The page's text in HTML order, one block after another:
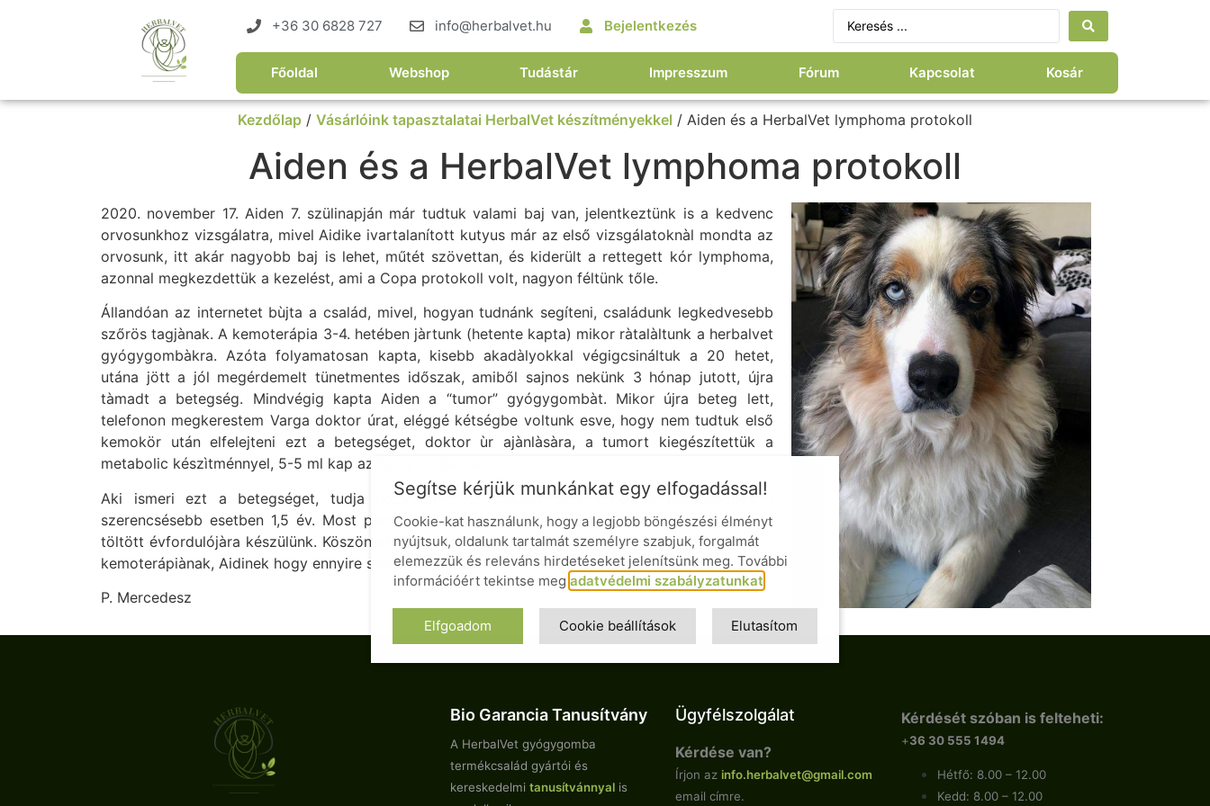
+36 30 6828 727 info@herbalvet.hu Bejelentkezés
Főoldal Webshop Tudástár Impresszum Fórum Kapcsolat Kosár
Kezdőlap / Vásárlóink tapasztalatai HerbalVet készítményekkel / Aiden és a HerbalVet lymphoma protokoll
Aiden és a HerbalVet lymphoma protokoll
2020. november 17. Aiden 7. szülinapján már tudtuk valami baj van, jelentkeztünk is a kedvenc
orvosunkhoz vizsgálatra, mivel Aidike ivartalanított kutyus már az első vizsgálatoknàl mondta az
orvosunk, itt akár nagyobb baj is lehet, műtét szövettan, és kiderült a rettegett kór lymphoma,
azonnal megkezdettük a kezelést, ami a Copa protokoll volt, nagyon féltünk tőle.
Állandóan az internetet bùjta a család, mivel, hogyan tudnánk segíteni, családunk legkedvesebb
szőrös tagjànak. A kemoterápia 3-4. hetében jàrtunk (hetente kapta) mikor ràtalàltunk a herbalvet
gyógygombàkra. Azóta folyamatosan kapta, kisebb akadàlyokkal végigcsináltuk a 20 hetet,
utána jött a jól megérdemelt tünetmentes időszak, amiből sajnos nekünk 3 hónap jutott, újra
tàmadt a betegség. Mindvégig kapta Aiden a “tumor” gyógygombàt. Mikor újra beteg lett,
telefonon megkerestem Varga doktor úrat, eléggé kétségbe voltunk esve, hogy nem tudtuk első
kemokör után elfelejteni ezt a betegséget, doktor ùr ajànlàsàra, a tumort kiegészítettük a
metabolic készìtménnyel, 5-5 ml kap azóta is mindennap.
Aki ismeri ezt a betegséget, tudja hogy àltalànos tùlélési ideje ennek a betegségnek 1
szerencsésebb esetben 1,5 év. Most pedig Aidi 9 éves szülinapjàra, és a 2 éves lymphomaval
töltött évfordulójàra készülünk. Köszönettel tartozom Varga doktor ùrnak, a gyógygombàknak, a
kemoterápiànak, Aidinek hogy ennyire szeret bennünket és élni szeretne még sokáig velünk
P. Mercedesz
Bio Garancia Tanusítvány
A HerbalVet gyógygomba
termékcsalád gyártói és
kereskedelmi tanusítvánnyalis
Ügyfélszolgálat
Kérdése van?
Írjon az info.herbalvet@gmail.com
email címre.
Kérdését szóban is felteheti:
+36 30 555 1494
Hétfő: 8.00 – 12.00
Kedd: 8.00 – 12.00
Segítse kérjük munkánkat egy elfogadással!
Cookie-kat használunk, hogy a legjobb böngészési élményt
nyújtsuk, oldalunk tartalmát személyre szabjuk, forgalmát
elemezzük és releváns hirdetéseket jelenítsünk meg. További
információért tekintse meg adatvédelmi szabályzatunkat
Elfgoadom Cookie beállítások Elutasítom